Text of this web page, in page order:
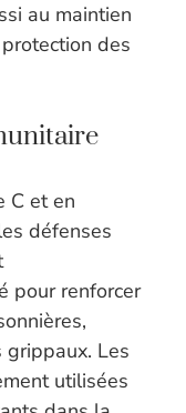
au maintien
des
C et en
défenses
pour renforcer
grippaux. Les
utilisées